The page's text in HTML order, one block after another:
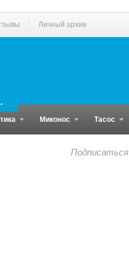
Личный архив
Миконос Тасос
Подписаться